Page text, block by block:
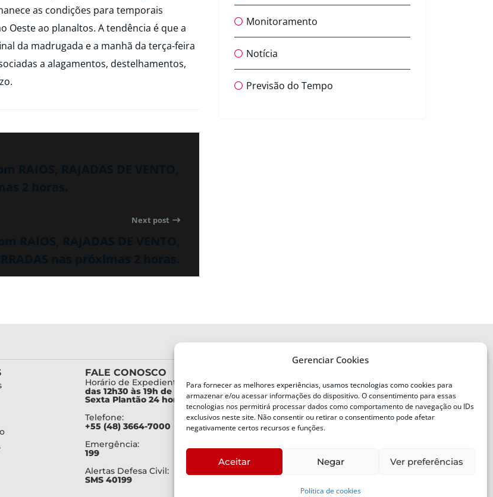
Gerenciar Cookies
Para fornecer as melhores experiências, usamos tecnologias como cookies para
armazenar e/ou acessar informações do dispositivo. O consentimento para essas
tecnologias nos permitirá processar dados como comportamento de navegação ou IDs
exclusivos neste site. Não consentir ou retirar o consentimento pode afetar
negativamente certos recursos e funções.
Aceitar Negar Ver preferências
Política de cookies
as condições para temporais
Oeste ao planaltos. A tendência é que a
da madrugada e a manhã da terça-feira
a alagamentos, destelhamentos,
Next post
Monitoramento
Notícia
Previsão do Tempo
FALE CONOSCO
Horário de Expediente:
das 12h30 às 19h de Segunda a
Sexta Plantão 24 horas diariamente
Telefone:
+55 (48) 3664-7000
Emergência:
199
Alertas Defesa Civil:
SMS 40199
Defesa Civil do Estado de Santa
Catarina
Av. Ivo Silveira, nº 2320
Bairro:
Capoeiras, Florianópolis, SC
88085-001